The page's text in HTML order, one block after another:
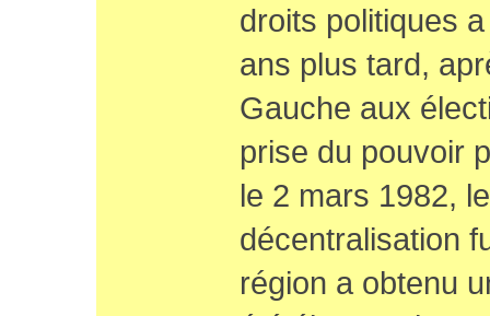
droits politiques
ans plus tard,
Gauche aux
prise du pouvoir
le 2 mars 1982,
décentralisation
région a obtenu